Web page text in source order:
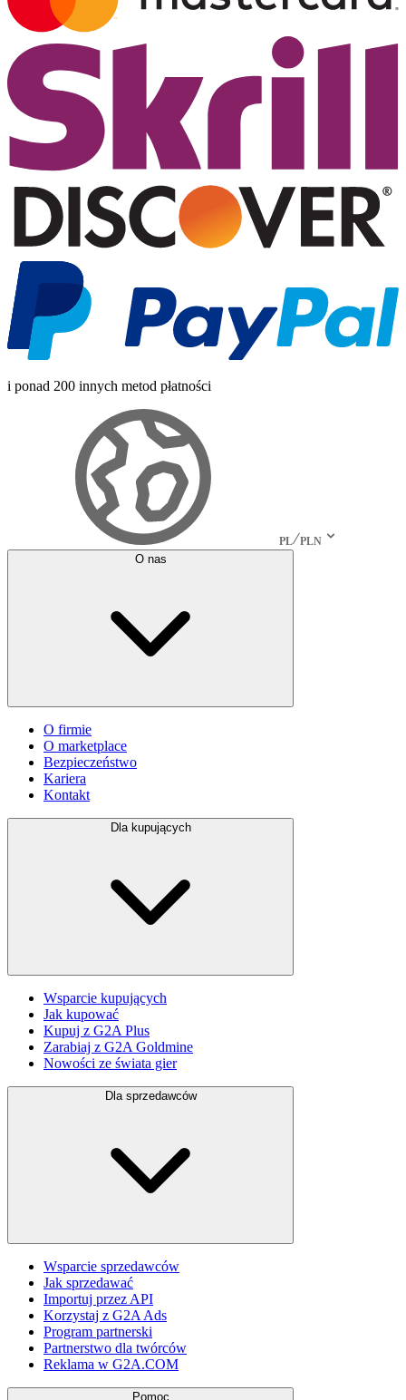
i ponad 200 innych metod płatności
PL PLN
O nas
O firmie
O marketplace
Bezpieczeństwo
Kariera
Kontakt
Dla kupujących
Wsparcie kupujących
Jak kupować
Kupuj z G2A Plus
Zarabiaj z G2A Goldmine
Nowości ze świata gier
Dla sprzedawców
Wsparcie sprzedawców
Jak sprzedawać
Importuj przez API
Korzystaj z G2A Ads
Program partnerski
Partnerstwo dla twórców
Reklama w G2A.COM
Pomoc